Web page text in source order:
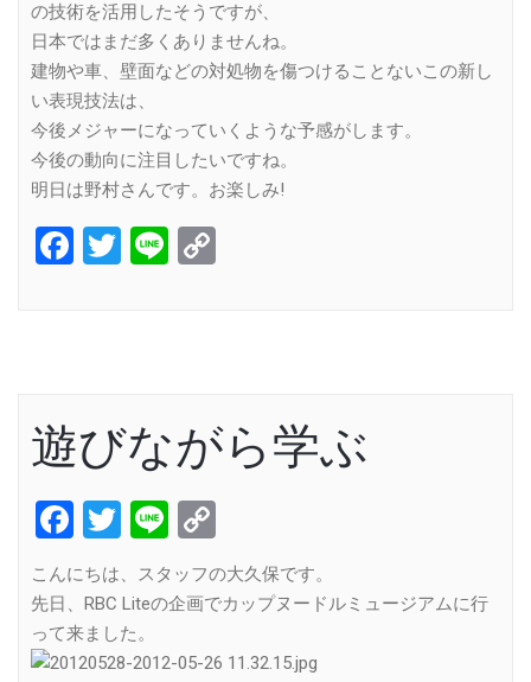
の技術を活用したそうですが、
日本ではまだ多くありませんね。
建物や車、壁面などの対処物を傷つけることないこの新し
い表現技法は、
今後メジャーになっていくような予感がします。
今後の動向に注目したいですね。
明日は野村さんです。お楽しみ!
Facebook
Twitter
Line
遊びながら学ぶ
Facebook
Twitter
Line
Link
こんにちは、スタッフの大久保です。
先日、RBC Liteの企画でカップヌードルミュージアムに行
って来ました。